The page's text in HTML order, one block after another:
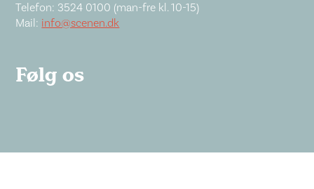
Telefon: 3524 0100 (man-fre kl. 10-15)
Mail: info@scenen.dk
Følg os